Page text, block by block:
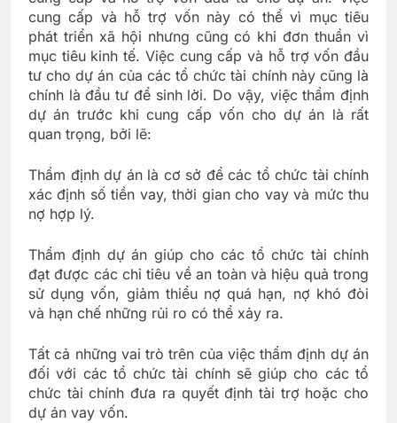
cung cấp và hỗ trợ vốn này có thể vì mục tiêu
phát triển xã hội nhưng cũng có khi đơn thuần vì
mục tiêu kinh tế. Việc cung cấp và hỗ trợ vốn đầu
tư cho dự án của các tổ chức tài chính này cũng là
chính là đầu tư để sinh lời. Do vậy, việc thẩm định
dự án trước khi cung cấp vốn cho dự án là rất
quan trọng, bởi lẽ:
Thẩm định dự án là cơ sở để các tổ chức tài chính
xác định số tiền vay, thời gian cho vay và mức thu
nợ hợp lý.
Thẩm định dự án giúp cho các tổ chức tài chính
đạt được các chỉ tiêu về an toàn và hiệu quả trong
sử dụng vốn, giảm thiểu nợ quá hạn, nợ khó đòi
và hạn chế những rủi ro có thể xảy ra.
Tất cả những vai trò trên của việc thẩm định dự án
đối với các tổ chức tài chính sẽ giúp cho các tổ
chức tài chính đưa ra quyết định tài trợ hoặc cho
dự án vay vốn.